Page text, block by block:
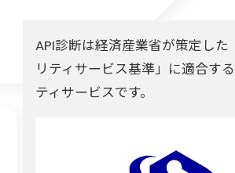
API診断は経済産業省が策定した
リティサービス基準」に適合す
ティサービスです。